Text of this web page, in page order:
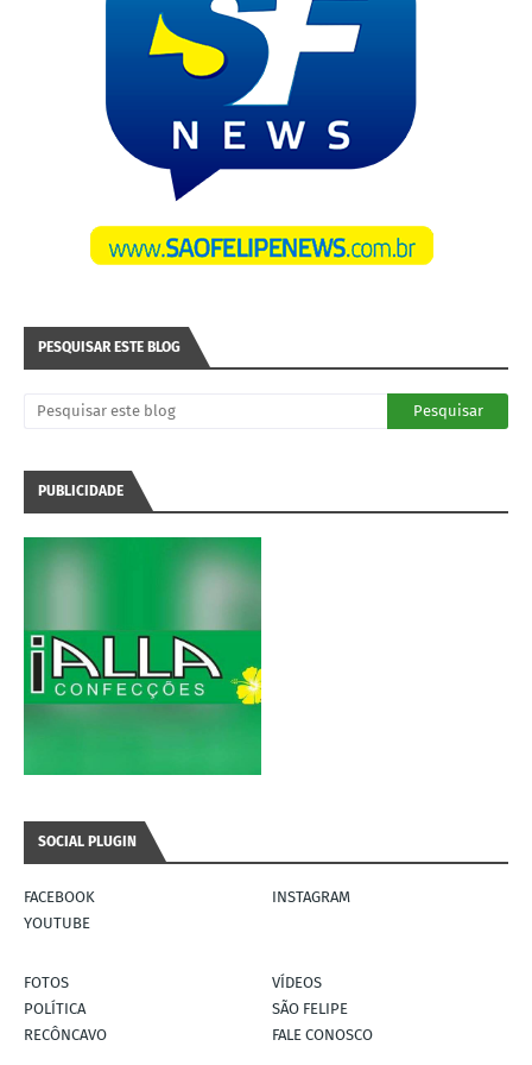
PESQUISAR ESTE BLOG
PUBLICIDADE
SOCIAL PLUGIN
FACEBOOK
INSTAGRAM
YOUTUBE
FOTOS
VÍDEOS
POLÍTICA
SÃO FELIPE
RECÔNCAVO
FALE CONOSCO